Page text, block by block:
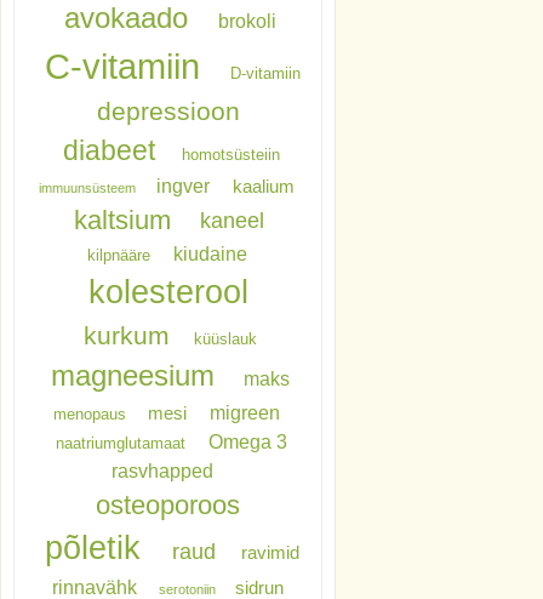
avokaado brokoli
C-vitamiin D-vitamiin
depressioon
diabeet homotsüsteiin
immuunsüsteem ingver kaalium
kaltsium kaneel
kilpnääre kiudaine
kolesterool
kurkum küüslauk
magneesium maks
menopaus mesi migreen
naatriumglutamaat
Omega 3
rasvhapped
osteoporoos
põletik raud ravimid
rinnavähk serotoniin sidrun